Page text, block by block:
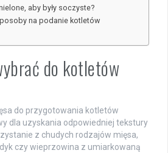
aby były soczyste?
na podanie kotletów
do kotletów
do przygotowania kotletów
dla uzyskania odpowiedniej tekstury
z chudych rodzajów mięsa,
czy wieprzowina z umiarkowaną